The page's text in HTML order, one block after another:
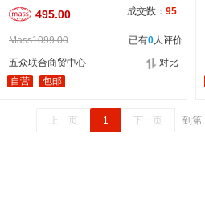
495.00 成交数： 95
Mass1099.00 已有0人评价
五众联合商贸中心
对比
自营
包邮
上一页 1 下一页 到第